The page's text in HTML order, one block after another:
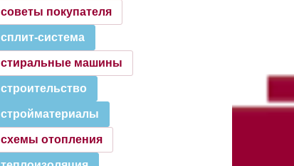
советы покупателя
сплит-система
стиральные машины
строительство
стройматериалы
схемы отопления